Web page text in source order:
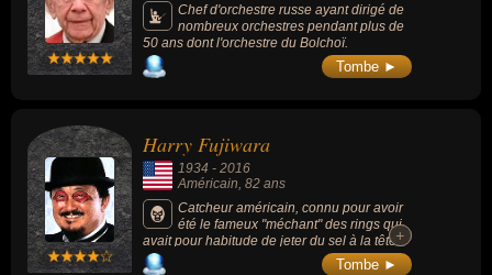
Chef d'orchestre russe ayant dirigé de
nombreux orchestres pendant plus de
50 ans dont l'orchestre du Bolchoï.
Tombe ►
Harry Fujiwara
1934 - 2016
Américain, 82 ans
Catcheur américain, connu pour avoir
été le fameux "méchant" des rings qui
avait pour habitude de jeter du sel à la tête
des "gentils" catcheurs pour les aveugler.
+
+
Tombe ►